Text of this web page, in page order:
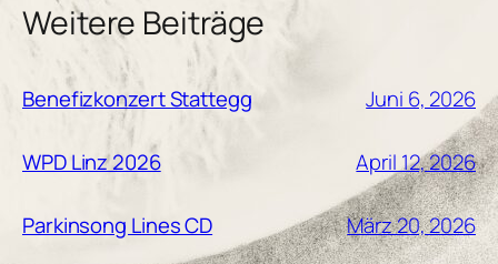
Weitere Beiträge
Benefizkonzert Stattegg Juni 6, 2026
WPD Linz 2026 April 12, 2026
Parkinsong Lines CD März 20, 2026